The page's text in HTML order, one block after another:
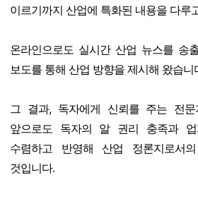
이르기까지 산업에 특화된 내용을 다루
온라인으로도 실시간 산업 뉴스를 송
보도를 통해 산업 방향을 제시해 왔습니
그 결과, 독자에게 신뢰를 주는 전문
앞으로도 독자의 알 권리 충족과
수렴하고 반영해 산업 정론지로서
것입니다.